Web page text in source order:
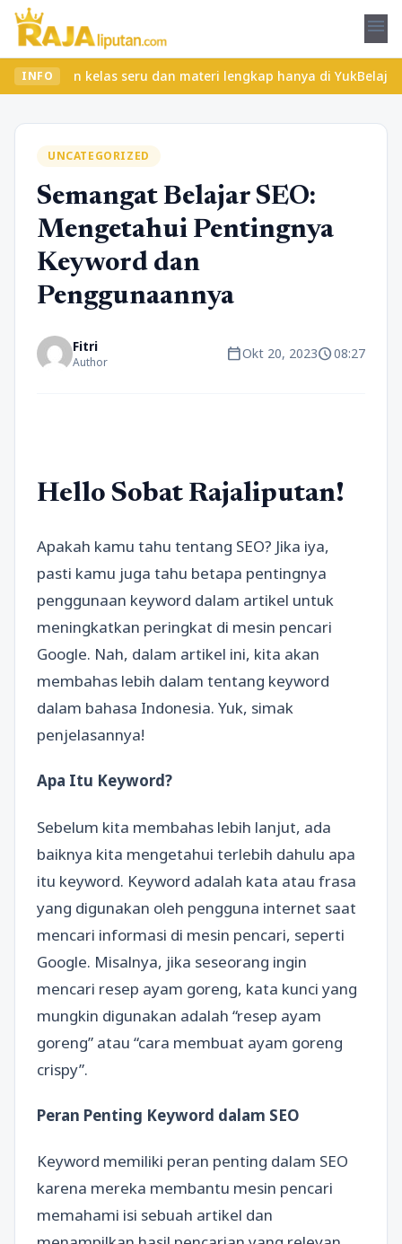
menu
INFO
kelas seru dan materi lengkap hanya di YukBelajar.com.
UNCATEGORIZED
Semangat Belajar SEO:
Mengetahui Pentingnya
Keyword dan
Penggunaannya
Fitri
Author calendar_todayOkt 20, 2023schedule08:27
Hello Sobat Rajaliputan!
Apakah kamu tahu tentang SEO? Jika iya,
pasti kamu juga tahu betapa pentingnya
penggunaan keyword dalam artikel untuk
meningkatkan peringkat di mesin pencari
Google. Nah, dalam artikel ini, kita akan
membahas lebih dalam tentang keyword
dalam bahasa Indonesia. Yuk, simak
penjelasannya!
Apa Itu Keyword?
Sebelum kita membahas lebih lanjut, ada
baiknya kita mengetahui terlebih dahulu apa
itu keyword. Keyword adalah kata atau frasa
yang digunakan oleh pengguna internet saat
mencari informasi di mesin pencari, seperti
Google. Misalnya, jika seseorang ingin
mencari resep ayam goreng, kata kunci yang
mungkin digunakan adalah “resep ayam
goreng” atau “cara membuat ayam goreng
crispy”.
Peran Penting Keyword dalam SEO
Keyword memiliki peran penting dalam SEO
karena mereka membantu mesin pencari
memahami isi sebuah artikel dan